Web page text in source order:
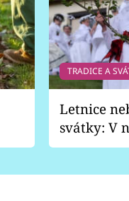
TRADICE A
Letnice
svátky: V
pondělí